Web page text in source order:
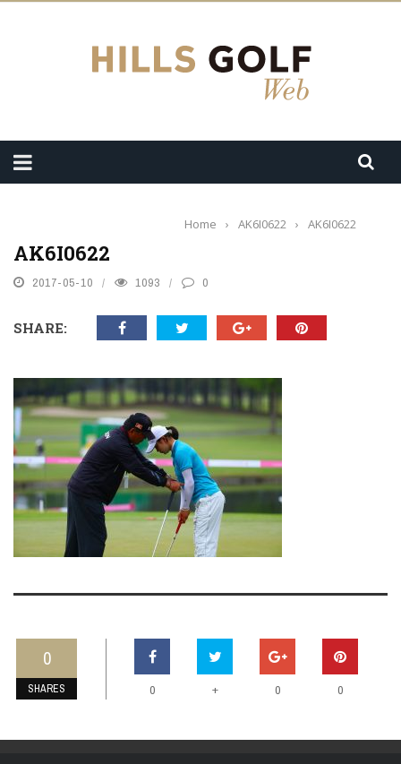
Home › AK6I0622 › AK6I0622
AK6I0622
2017-05-10 1093 0
SHARE:
0
SHARES 0 + 0 0